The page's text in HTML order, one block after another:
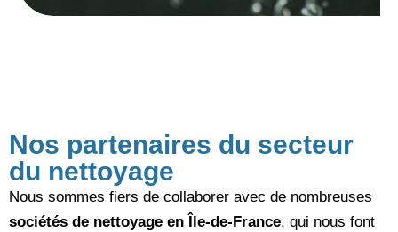
Nos partenaires du secteur
du nettoyage
Nous sommes fiers de collaborer avec de nombreuses
sociétés de nettoyage en Île-de-France, qui nous font